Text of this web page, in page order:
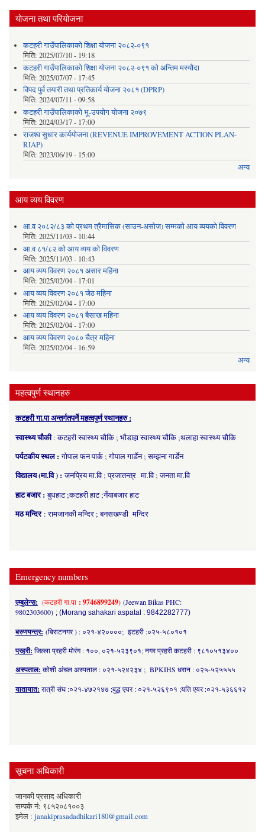
योजना तथा परियोजना
कटहरी गाउँपालिकाको शिक्षा योजना २०८२-०९१
मिति: 2025/07/10 - 19:18
कटहरी गाउँपालिकाको शिक्षा योजना २०८२-०९१ को अन्तिम मस्यौदा
मिति: 2025/07/07 - 17:45
विपद पुर्व तयारी तथा प्रतिकार्य योजना २०८१ (DPRP)
मिति: 2024/07/11 - 09:58
कटहरी गाउँपालिकाको भू-उपयोग योजना २०७९
मिति: 2024/03/17 - 17:00
राजश्व सुधार कार्ययोजना (REVENUE IMPROVEMENT ACTION PLAN-
RIAP)
मिति: 2023/06/19 - 15:00
अन्य
आय व्यय विवरण
आ.व २०८२/८३ को प्रथम त्रैमासिक (साउन-असोज) सम्मको आय व्ययको विवरण
मिति: 2025/11/03 - 10:44
आ.व ८१/८२ को आय व्यय को विवरण
मिति: 2025/11/03 - 10:43
आय व्यय विवरण २०८१ असार महिना
मिति: 2025/02/04 - 17:01
आय व्यय विवरण २०८१ जेठ महिना
मिति: 2025/02/04 - 17:00
आय व्यय विवरण २०८१ बैसाख महिना
मिति: 2025/02/04 - 17:00
आय व्यय विवरण २०८० चैत्र महिना
मिति: 2025/02/04 - 16:59
अन्य
महत्वपुर्ण स्थानहरु
कटहरी गा.पा अन्तर्गतपर्ने महत्वपुर्ण स्थानहरु :
स्वास्थ्य चौकी: कटहरी स्वास्थ्य चौकि ; भौडाहा स्वास्थ्य चौकि ;थलाहा स्वास्थ्य चौकि
पर्यटकीय स्थल :गोपाल फन पार्क ; गोपाल गार्डेन ; सम्झना गार्डेन
विद्यालय (मा.वि ) :जनप्रिय मा.वि ; प्रजातन्त्र मा.वि ; जनता मा.वि
हाट बजार :बुधहाट ;कटहरी हाट ;नँयाबजार हाट
मठ मन्दिर : रामजानकी मन्दिर ; बनसखण्डी मन्दिर
Emergency numbers
एम्बुलेन्स: (कटहरी गा.पा : 9746899249) (Jeewan Bikas PHC:
9802303600) ; (Morang sahakari aspatal : 9842282777)
बरुणयन्त्र: (बिराटनगर ) : ०२१-४२००००; इटहरी :०२५-५८०१०१
प्रहरी: जिल्ला प्रहरी मोरंग : १००, ०२१-५२३९०१; नगर प्रहरी कटहरी : ९८१०५१३४००
अस्पताल: कोशी अंचल अस्पताल : ०२१-५२४२३४ ; BPKIHS धरान : ०२५-५२५५५५
यातायात: रात्री संघ :०२१-४७२१४७ ;बुद्ध एयर : ०२१-५२६९०१ ;यति एयर :०२१-५३६६१२
सूचना अधिकारी
जानकी प्रसाद अधिकारी
सम्पर्क नं: ९८५२०८१००३
इमेल : janakiprasadadhikari180@gmail.com